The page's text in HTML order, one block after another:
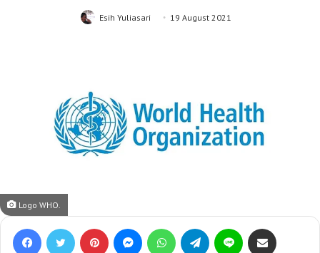
Esih Yuliasari 19 August 2021
Logo WHO.